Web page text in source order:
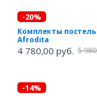
-20%
Комплекты
Afrodita
4 780,00 руб. 5
-14%